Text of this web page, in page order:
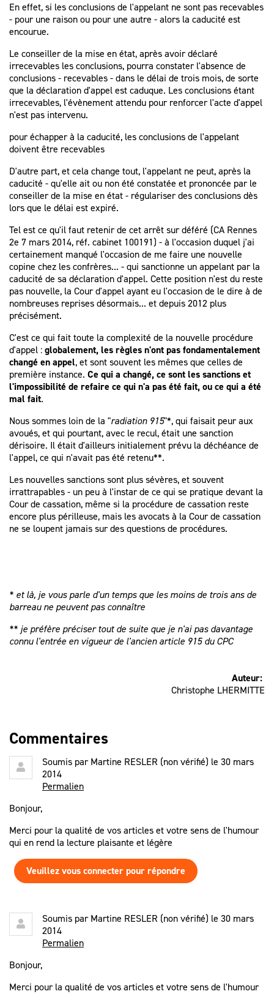
En effet, si les conclusions de l'appelant ne sont pas recevables
- pour une raison ou pour une autre - alors la caducité est
encourue.
Le conseiller de la mise en état, après avoir déclaré
irrecevables les conclusions, pourra constater l'absence de
conclusions - recevables - dans le délai de trois mois, de sorte
que la déclaration d'appel est caduque. Les conclusions étant
irrecevables, l'évènement attendu pour renforcer l'acte d'appel
n'est pas intervenu.
pour échapper à la caducité, les conclusions de l'appelant
doivent être recevables
D'autre part, et cela change tout, l'appelant ne peut, après la
caducité - qu'elle ait ou non été constatée et prononcée par le
conseiller de la mise en état - régulariser des conclusions dès
lors que le délai est expiré.
Tel est ce qu'il faut retenir de cet arrêt sur déféré (CA Rennes
2e 7 mars 2014, réf. cabinet 100191) - à l'occasion duquel j'ai
certainement manqué l'occasion de me faire une nouvelle
copine chez les confrères... - qui sanctionne un appelant par la
caducité de sa déclaration d'appel. Cette position n'est du reste
pas nouvelle, la Cour d'appel ayant eu l'occasion de le dire à de
nombreuses reprises désormais... et depuis 2012 plus
précisément.
C'est ce qui fait toute la complexité de la nouvelle procédure
d'appel :globalement, les règles n'ont pas fondamentalement
changé en appel, et sont souvent les mêmes que celles de
première instance. Ce qui a changé, ce sont les sanctions et
l'impossibilité de refaire ce qui n'a pas été fait, ou ce qui a été
mal fait.
Nous sommes loin de la "radiation 915"*, qui faisait peur aux
avoués, et qui pourtant, avec le recul, était une sanction
dérisoire. Il était d'ailleurs initialement prévu la déchéance de
l'appel, ce qui n'avait pas été retenu**.
Les nouvelles sanctions sont plus sévères, et souvent
irrattrapables - un peu à l'instar de ce qui se pratique devant la
Cour de cassation, même si la procédure de cassation reste
encore plus périlleuse, mais les avocats à la Cour de cassation
ne se loupent jamais sur des questions de procédures.
* et là, je vous parle d'un temps que les moins de trois ans de
barreau ne peuvent pas connaître
** je préfère préciser tout de suite que je n'ai pas davantage
connu l'entrée en vigueur de l'ancien article 915 du CPC
Auteur:
Christophe LHERMITTE
Commentaires
Soumis parMartine RESLER (non vérifié) le 30 mars
2014
Permalien
Bonjour,
Merci pour la qualité de vos articles et votre sens de l'humour
qui en rend la lecture plaisante et légère
Veuillez vous connecter pour répondre
Soumis parMartine RESLER (non vérifié) le 30 mars
2014
Permalien
Bonjour,
Merci pour la qualité de vos articles et votre sens de l'humour